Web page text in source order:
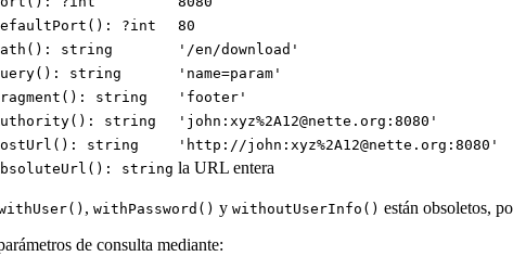
?int
80
string
'/en/download'
string
'name=param'
string
'footer'
string
'john:xyz%2A12@nette.org:8080'
string
'http://john:xyz%2A12@nette.org:8080'
string la URL entera
, withPassword() y withoutUserInfo() están obsoletos,
de consulta mediante: